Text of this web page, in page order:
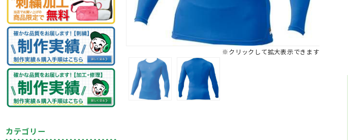
※クリックして拡大表示できます
カテゴリー